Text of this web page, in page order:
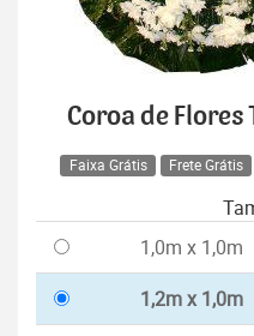
Coroa de
Faixa Grátis Frete Grátis
1,0m x 1,0m
1,2m x 1,0m